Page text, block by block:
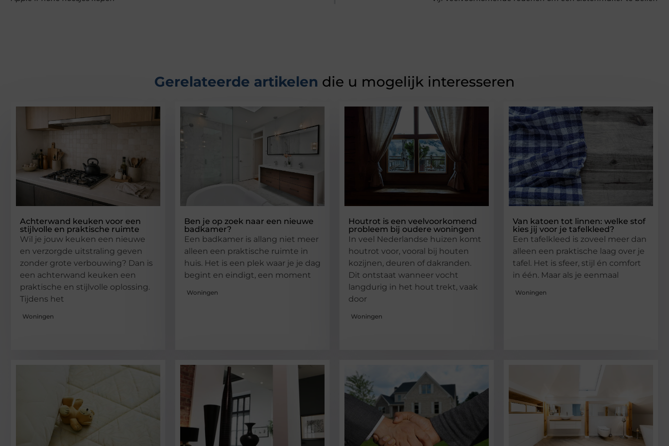
Gerelateerde artikelen die u mogelijk interesseren
Achterwand keuken voor een
stijlvolle en praktische ruimte
Wil je jouw keuken een nieuwe
en verzorgde uitstraling geven
zonder grote verbouwing? Dan is
een achterwand keuken een
praktische en stijlvolle oplossing.
Tijdens het
Woningen
Ben je op zoek naar een nieuwe
badkamer?
Een badkamer is allang niet meer
alleen een praktische ruimte in
huis. Het is een plek waar je je dag
begint en eindigt, een moment
Woningen
Houtrot is een veelvoorkomend
probleem bij oudere woningen
In veel Nederlandse huizen komt
houtrot voor, vooral bij houten
kozijnen, deuren of dakranden.
Dit ontstaat wanneer vocht
langdurig in het hout trekt, vaak
door
Woningen
Van katoen tot linnen: welke stof
kies jij voor je tafelkleed?
Een tafelkleed is zoveel meer dan
alleen een praktische laag over je
tafel. Het is sfeer, stijl én comfort
in één. Maar als je eenmaal
Woningen